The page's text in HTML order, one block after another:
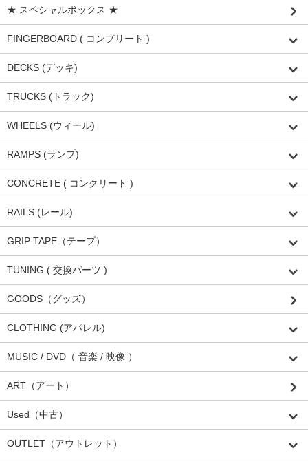
★ スペシャルボックス ★
FINGERBOARD ( コンプリート )
DECKS (デッキ)
TRUCKS (トラック)
WHEELS (ウィール)
RAMPS (ランプ)
CONCRETE ( コンクリート )
RAILS (レール)
GRIP TAPE（テープ）
TUNING ( 交換パーツ )
GOODS（グッズ）
CLOTHING (アパレル)
MUSIC / DVD（ 音楽 / 映像 ）
ART（アート）
Used（中古）
OUTLET（アウトレット）